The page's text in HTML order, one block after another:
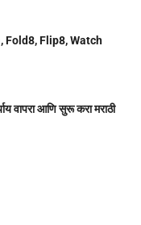
Fold8, Flip8, Watch
वापरा आणि सुरू करा मराठी